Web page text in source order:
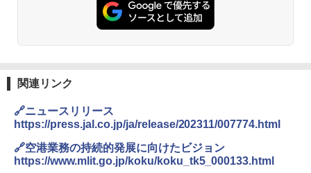
￥2,980
付き ヒグマ・イノシシ対策 自治体・教育機
関の購入実績 登山・キャンプ・アウトドア・
防災用品 長期保存可能 緊急時用 日本国内発
送
￥3,680
関連リンク
🔗ニュースリリース
https://press.jal.co.jp/ja/release/202311/007774.html
🔗空港業務の持続的発展に向けたビジョン
https://www.mlit.go.jp/koku/koku_tk5_000133.html